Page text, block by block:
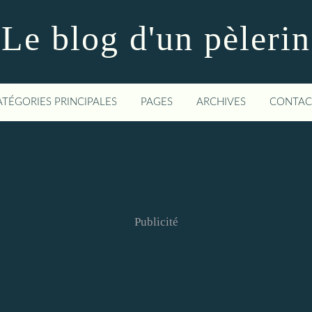
Le blog d'un pèlerin
PRINCIPALES PAGES ARCHIVES
Publicité